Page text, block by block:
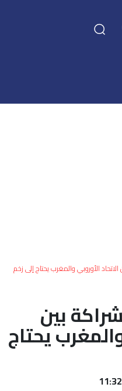
الأوروبي والمغرب يحتاج إلى زخم
بين
يحتاج